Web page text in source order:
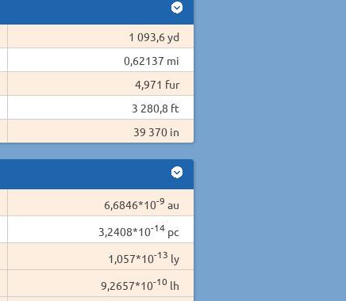
1 093,6 yd
0,62137 mi
4,971 fur
3 280,8 ft
39 370 in
6,6846*10-9 au
3,2408*10-14pc
1,057*10-13 ly
9,2657*10-10 lh